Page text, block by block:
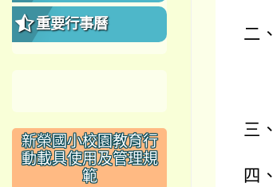
二、
三、
四、
重要行事曆
新榮國小校園教育行
動載具使用及管理規
範